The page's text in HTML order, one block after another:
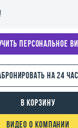
персональное
на 24
В корзину
Видео о компании